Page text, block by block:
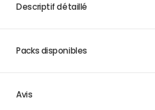
Descriptif détaillé
Packs disponibles
Avis